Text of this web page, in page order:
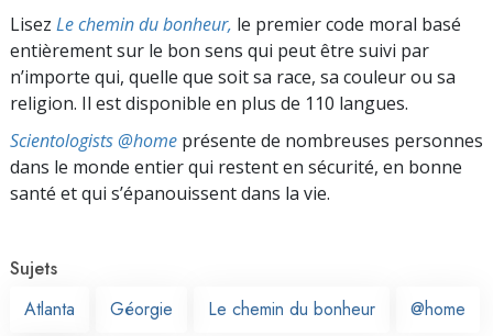
Lisez Le chemin du bonheur, le premier code moral basé
entièrement sur le bon sens qui peut être suivi par
n’importe qui, quelle que soit sa race, sa couleur ou sa
religion. Il est disponible en plus de 110 langues.
Scientologists @home présente de nombreuses personnes
dans le monde entier qui restent en sécurité, en bonne
santé et qui s’épanouissent dans la vie.
Sujets
Atlanta
Géorgie Le chemin du bonheur @home